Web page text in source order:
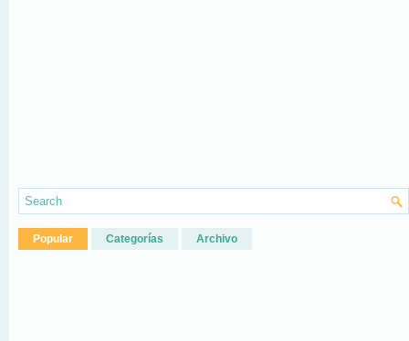
Popular Categorías Archivo